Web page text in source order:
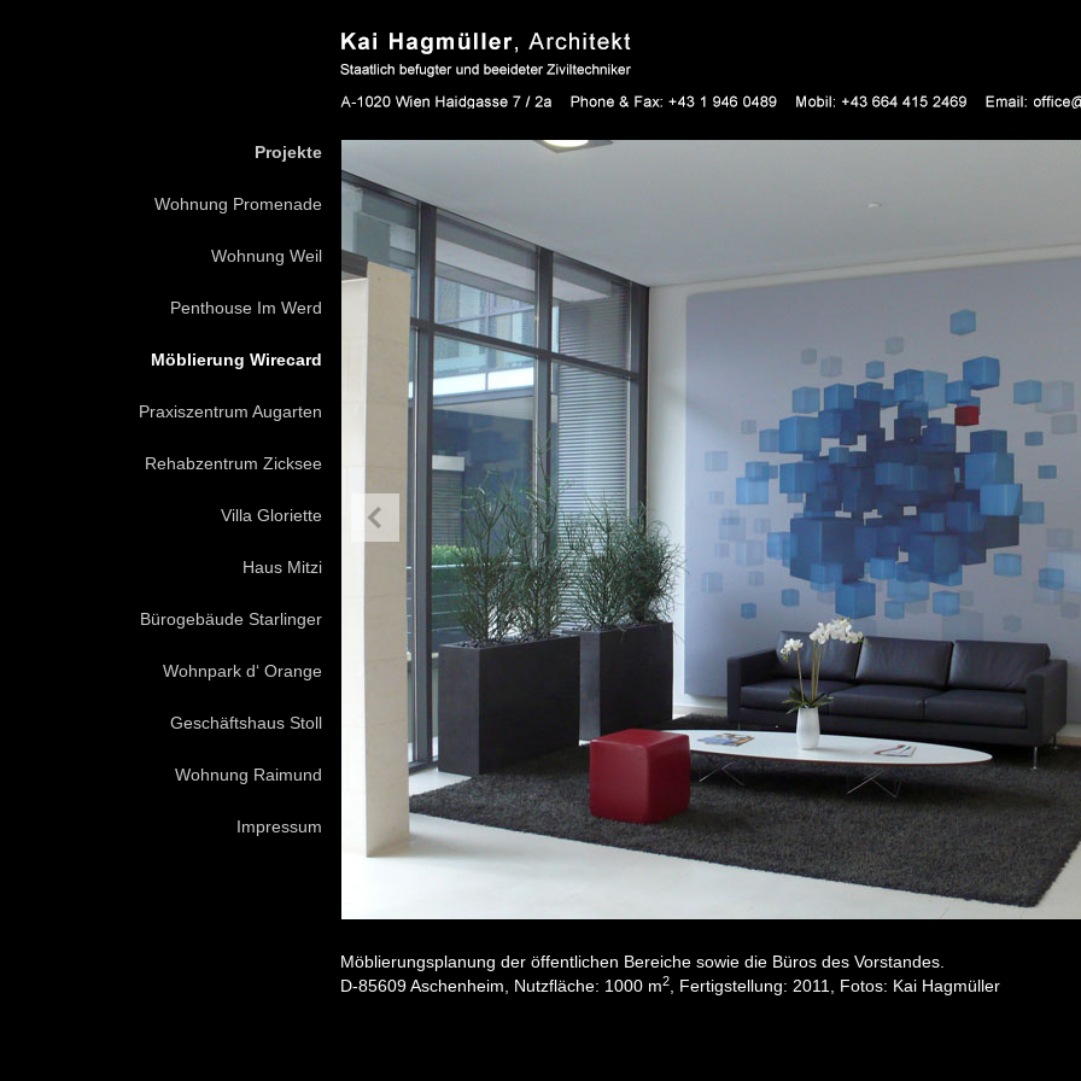
Projekte
Wohnung Promenade
Wohnung Weil
Penthouse Im Werd
Möblierung Wirecard
Praxiszentrum Augarten
Rehabzentrum Zicksee
Villa Gloriette
Haus Mitzi
Bürogebäude Starlinger
Wohnpark d‘ Orange
Geschäftshaus Stoll
Wohnung Raimund
Impressum
Möblierungsplanung der öffentlichen Bereiche sowie die Büros des Vorstandes.
D-85609 Aschenheim, Nutzfläche: 1000 m2 , Fertigstellung: 2011, Fotos: Kai Hagmüller